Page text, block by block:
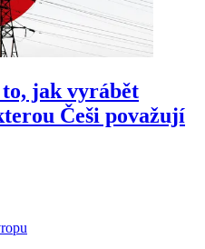
jak vyrábět
Češi považují